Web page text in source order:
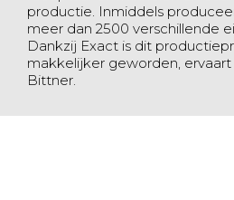
productie. Inmiddels
meer dan 2500 verschillende
Dankzij Exact is dit
makkelijker geworden,
Bittner.